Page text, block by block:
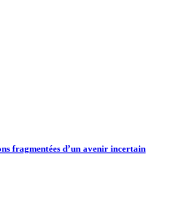
fragmentées d’un avenir incertain